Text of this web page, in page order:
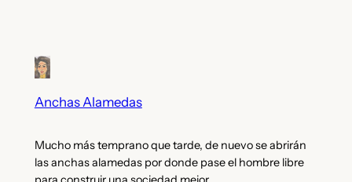
Anchas Alamedas
Mucho más temprano que tarde, de nuevo se abrirán
las anchas alamedas por donde pase el hombre libre